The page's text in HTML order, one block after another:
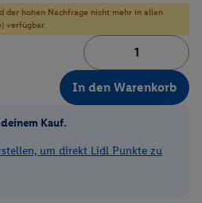
der hohen Nachfrage nicht mehr in allen
verfügbar.
In den Warenkorb
Kauf.
um direkt Lidl Punkte zu